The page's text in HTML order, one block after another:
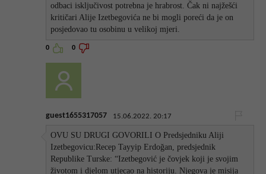
odbaci isključivost potrebna je hrabrost. Čak ni najžešći
kritičari Alije Izetbegovića ne bi mogli poreći da je on
posjedovao tu osobinu u velikoj mjeri.
0 0
guest1655317057 15.06.2022. 20:17
OVU SU DRUGI GOVORILI O Predsjedniku Aliji
Izetbegovicu:Recep Tayyip Erdoğan, predsjednik
Republike Turske: “Izetbegović je čovjek koji je svojim
životom i djelom utjecao na historiju. Njegova je misija